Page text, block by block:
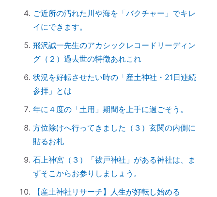
「産土神社」の読み方は？ 意味や語源
は？
【ご感想｜カウンセリング】深く納得でき
ました
日本国民を癒しまくっている高市総理 ♡
「日本の神社」と「エジプトの神殿」の共
引き寄せ難民のあなたへ｜その前にやるべ
きこととは？
前世を教えてもらったら｜書き換えなきゃ
損！
誰でもできる｜薬の浄化方法
ご近所の汚れた川や海を「バクチャー」でキレ
イにできます。
飛沢誠一先生のアカシックレコードリーディン
グ（２）過去世の特徴あれこれ
状況を好転させたい時の「産土神社・21日連続
参拝」とは
年に４度の「土用」期間を上手に過ごそう。
方位除けへ行ってきました（３）玄関の内側に
貼るお札
石上神宮（３）「祓戸神社」がある神社は、ま
ずそこからお参りしましょう。
【産土神社リサーチ】人生が好転し始める